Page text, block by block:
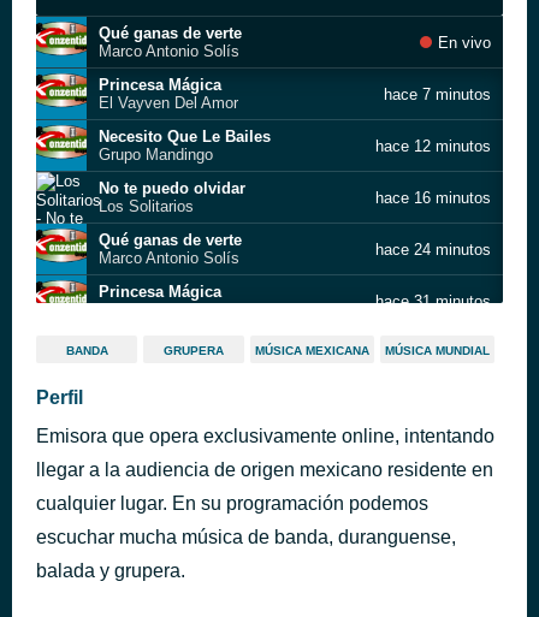
Qué ganas de verte
Marco Antonio Solís
En vivo
Princesa Mágica
El Vayven Del Amor
hace 7 minutos
Necesito Que Le Bailes
Grupo Mandingo
hace 12 minutos
No te puedo olvidar
Los Solitarios
hace 16 minutos
Qué ganas de verte
Marco Antonio Solís
hace 24 minutos
Princesa Mágica
hace 31 minutos
Qué ganas de verte
hace 36 minutos
Princesa Mágica
El Vayven Del Amor
Qué ganas de verte
Marco Antonio Solís
hace 51 minutos
BANDA GRUPERA MÚSICA MEXICANA MÚSICA MUNDIAL
Perfil
Emisora que opera exclusivamente online, intentando
llegar a la audiencia de origen mexicano residente en
cualquier lugar. En su programación podemos
escuchar mucha música de banda, duranguense,
balada y grupera.